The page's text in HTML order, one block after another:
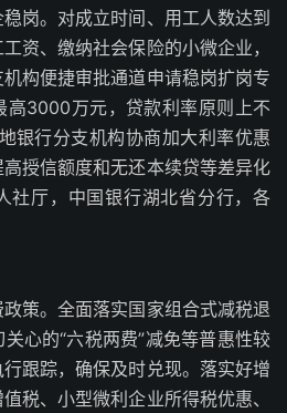
稳岗。对成立时间、用工人数达到
资、缴纳社会保险的小微企业，
构便捷审批通道申请稳岗扩岗专
高3000万元，贷款利率原则上不
银行分支机构协商加大利率优惠
授信额度和无还本续贷等差异化
社厅，中国银行湖北省分行，各
政策。全面落实国家组合式减税退
心的“六税两费”减免等普惠性较
跟踪，确保及时兑现。落实好增
税、小型微利企业所得税优惠、